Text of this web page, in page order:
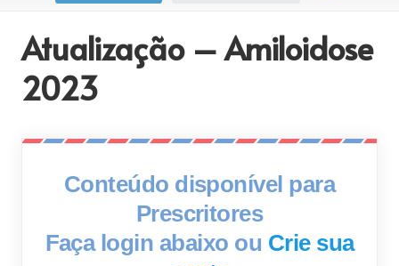
Atualização – Amiloidose
2023
Conteúdo disponível para
Prescritores
Faça login abaixo ou Crie sua